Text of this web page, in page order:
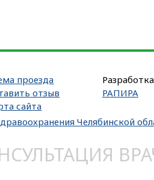
проезда
отзыв
сайта
Челябинской
РАПИРА